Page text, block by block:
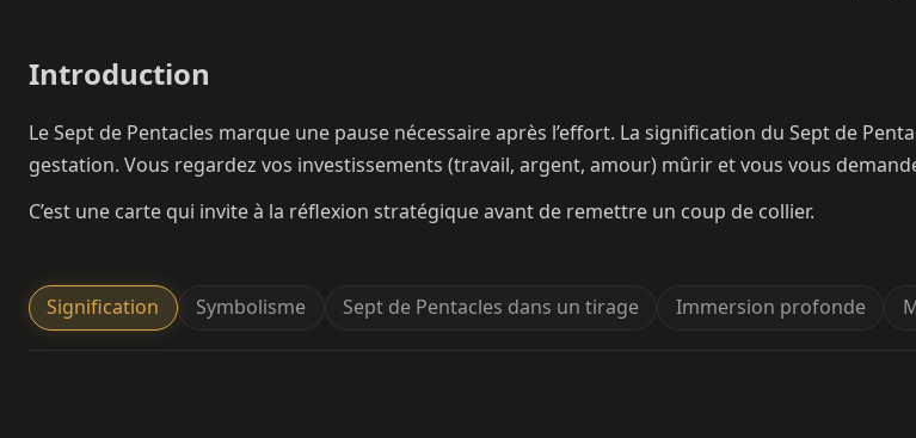
Introduction
Le Sept de Pentacles marque une pause nécessaire après l’effort. La signification du Sept de
gestation. Vous regardez vos investissements (travail, argent, amour) mûrir et vous vous
C’est une carte qui invite à la réflexion stratégique avant de remettre un coup de collier.
Signification Symbolisme Sept de Pentacles dans un tirage Immersion profonde